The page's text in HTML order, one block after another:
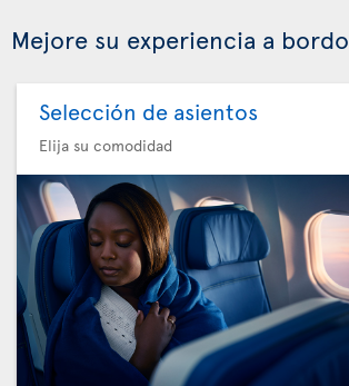
Mejore su experiencia a bordo
Selección de asientos
Elija su comodidad